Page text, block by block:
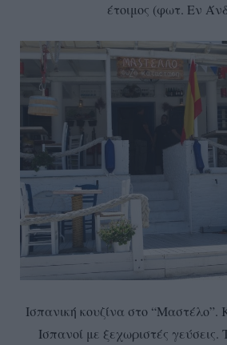
έτοιμος (φωτ. Εν
Ισπανική κουζίνα στο “Μαστέλο”.
Ισπανοί με ξεχωριστές γεύσεις.